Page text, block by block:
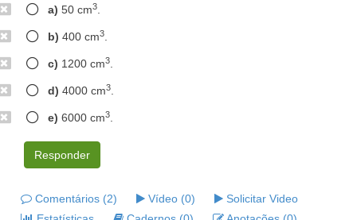
a) 50 cm3
b) 400 cm3
c) 1200 cm3
d) 4000 cm3
e) 6000 cm3
Responder
Comentários (2) Vídeo (0)
Solicitar Video